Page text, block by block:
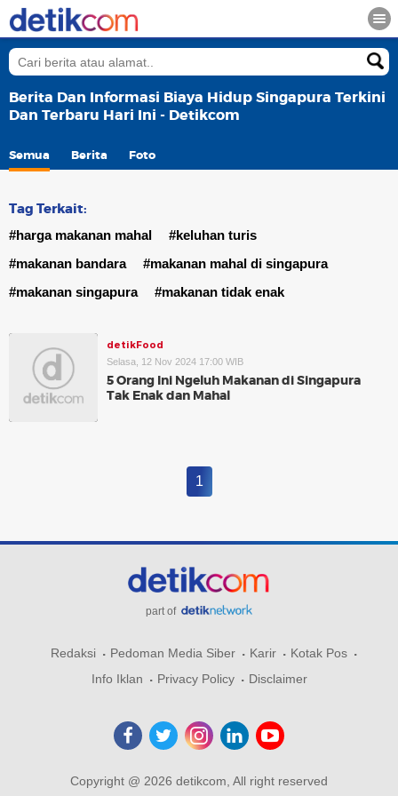
Berita Dan Informasi Biaya Hidup Singapura Terkini
Dan Terbaru Hari Ini - Detikcom
Semua Berita Foto
Tag Terkait:
#harga makanan mahal
#keluhan turis
#makanan bandara
#makanan mahal di singapura
#makanan singapura
#makanan tidak enak
detikFood
Selasa, 12 Nov 2024 17:00 WIB
5 Orang Ini Ngeluh Makanan di Singapura
Tak Enak dan Mahal
1
part of
Redaksi Pedoman Media Siber Karir
Kotak Pos
Info Iklan
Privacy Policy Disclaimer
Copyright @ 2026 detikcom, All right reserved